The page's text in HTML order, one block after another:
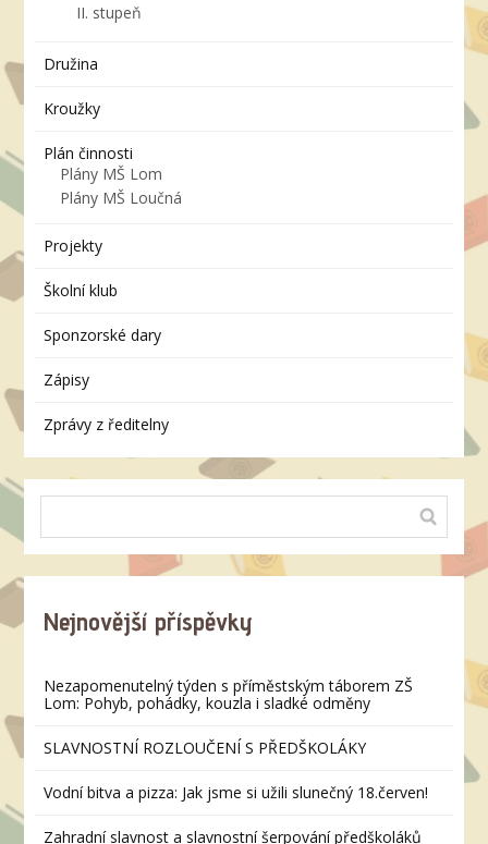
II. stupeň
Družina
Kroužky
Plán činnosti
Plány MŠ Lom
Plány MŠ Loučná
Projekty
Školní klub
Sponzorské dary
Zápisy
Zprávy z ředitelny
Nejnovější příspěvky
Nezapomenutelný týden s příměstským táborem ZŠ
Lom: Pohyb, pohádky, kouzla i sladké odměny
SLAVNOSTNÍ ROZLOUČENÍ S PŘEDŠKOLÁKY
Vodní bitva a pizza: Jak jsme si užili slunečný 18.červen!
Zahradní slavnost a slavnostní šerpování předškoláků